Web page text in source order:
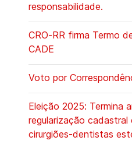
responsabilidade.
CRO-RR firma Termo
CADE
Voto por
Eleição 2025: Termina
regularização cadastral
cirurgiões-dentistas